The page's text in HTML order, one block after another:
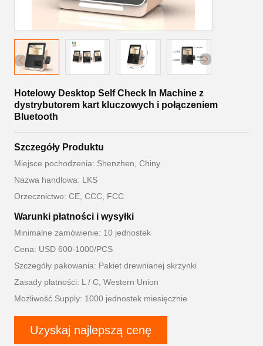
Hotelowy Desktop Self Check In Machine z
dystrybutorem kart kluczowych i połączeniem
Bluetooth
Szczegóły Produktu
Miejsce pochodzenia: Shenzhen, Chiny
Nazwa handlowa: LKS
Orzecznictwo: CE, CCC, FCC
Warunki płatności i wysyłki
Minimalne zamówienie: 10 jednostek
Cena: USD 600-1000/PCS
Szczegóły pakowania: Pakiet drewnianej skrzynki
Zasady płatności: L / C, Western Union
Możliwość Supply: 1000 jednostek miesięcznie
Uzyskaj najlepszą cenę